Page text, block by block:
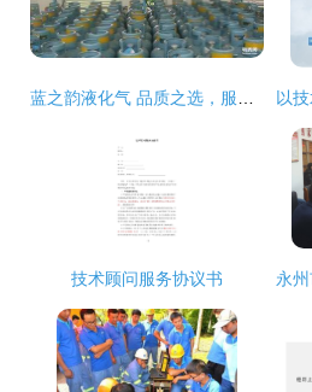
技术顾问服务协议书